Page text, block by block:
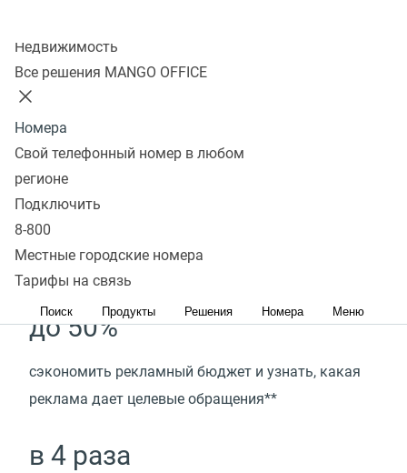
Недвижимость
Все решения MANGO OFFICE
Номера
Свой телефонный номер в любом
регионе
Подключить
8-800
Местные городские номера
Тарифы на связь
Поиск Продукты Решения Номера Меню
Подключить Демо-кабинет
Коллтрекинг поможет
вашему бизнесу
до 70%
понять, как увеличить ROMI*
до 50%
сэкономить рекламный бюджет и узнать, какая
реклама дает целевые обращения**
в 4 раза